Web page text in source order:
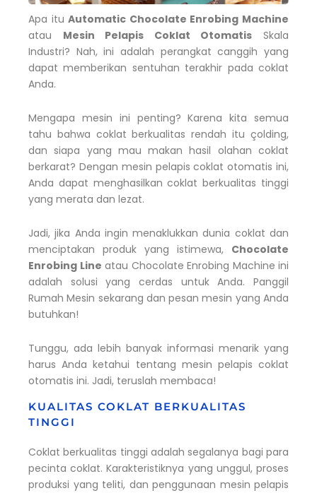
Apa ituAutomatic Chocolate Enrobing Machine
atau Mesin Pelapis Coklat Otomatis Skala
Industri? Nah, ini adalah perangkat canggih yang
dapat memberikan sentuhan terakhir pada coklat
Anda.
Mengapa mesin ini penting? Karena kita semua
tahu bahwa coklat berkualitas rendah itu çolding,
dan siapa yang mau makan hasil olahan coklat
berkarat? Dengan mesin pelapis coklat otomatis ini,
Anda dapat menghasilkan coklat berkualitas tinggi
yang merata dan lezat.
Jadi, jika Anda ingin menaklukkan dunia coklat dan
menciptakan produk yang istimewa, Chocolate
Enrobing Line atau Chocolate Enrobing Machine ini
adalah solusi yang cerdas untuk Anda. Panggil
Rumah Mesin sekarang dan pesan mesin yang Anda
butuhkan!
Tunggu, ada lebih banyak informasi menarik yang
harus Anda ketahui tentang mesin pelapis coklat
otomatis ini. Jadi, teruslah membaca!
KUALITAS COKLAT BERKUALITAS
TINGGI
Coklat berkualitas tinggi adalah segalanya bagi para
pecinta coklat. Karakteristiknya yang unggul, proses
produksi yang teliti, dan penggunaan mesin pelapis